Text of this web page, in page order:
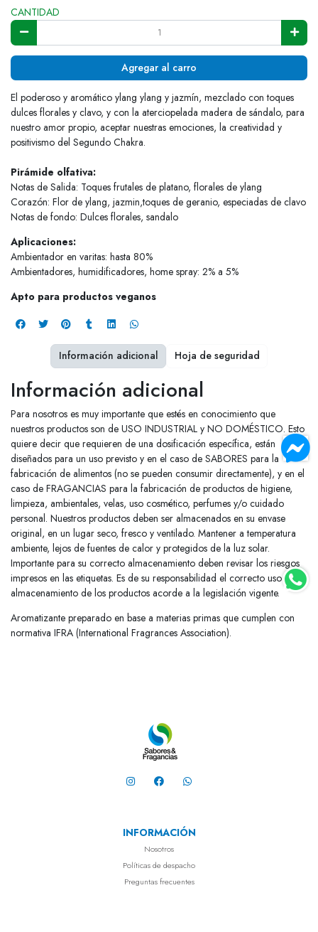
CANTIDAD
Agregar al carro
El poderoso y aromático ylang ylang y jazmín, mezclado con toques
dulces florales y clavo, y con la aterciopelada madera de sándalo, para
nuestro amor propio, aceptar nuestras emociones, la creatividad y
positivismo del Segundo Chakra.
Pirámide olfativa:
Notas de Salida: Toques frutales de platano, florales de ylang
Corazón: Flor de ylang, jazmin,toques de geranio, especiadas de clavo
Notas de fondo: Dulces florales, sandalo
Aplicaciones:
Ambientador en varitas: hasta 80%
Ambientadores, humidificadores, home spray: 2% a 5%
Apto para productos veganos
Información adicional
Para nosotros es muy importante que estés en conocimiento que
nuestros productos son de USO INDUSTRIAL y NO DOMÉSTICO. Esto
quiere decir que requieren de una dosificación específica, están
diseñados para un uso previsto y en el caso de SABORES para la
fabricación de alimentos (no se pueden consumir directamente), y en el
caso de FRAGANCIAS para la fabricación de productos de higiene,
limpieza, ambientales, velas, uso cosmético, perfumes y/o cuidado
personal. Nuestros productos deben ser almacenados en su envase
original, en un lugar seco, fresco y ventilado. Mantener a temperatura
ambiente, lejos de fuentes de calor y protegidos de la luz solar.
Importante para su correcto almacenamiento deben revisar los riesgos
impresos en las etiquetas. Es de su responsabilidad el correcto uso y
almacenamiento de los productos acorde a la legislación vigente.
Aromatizante preparado en base a materias primas que cumplen con
normativa IFRA (International Fragrances Association).
Información adicional Hoja de seguridad
INFORMACIÓN
Nosotros
Políticas de despacho
Preguntas frecuentes